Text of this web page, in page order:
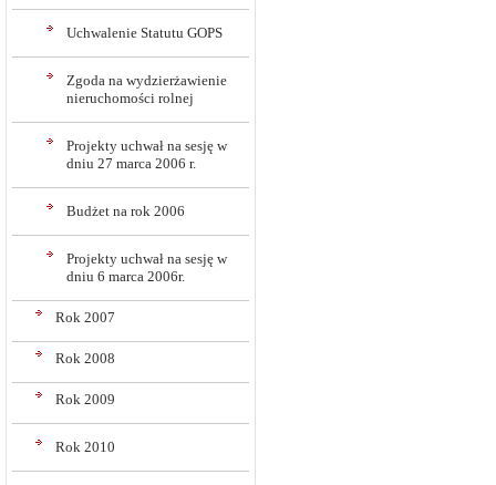
Uchwalenie Statutu GOPS
Zgoda na wydzierżawienie
nieruchomości rolnej
Projekty uchwał na sesję w
dniu 27 marca 2006 r.
Budżet na rok 2006
Projekty uchwał na sesję w
dniu 6 marca 2006r.
Rok 2007
Rok 2008
Rok 2009
Rok 2010